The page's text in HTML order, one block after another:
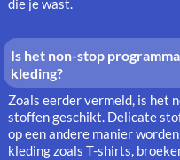
die je wast.
Is het non-stop programma geschikt voor alle soorten
kleding?
Zoals eerder vermeld, is het
stoffen geschikt. Delicate
op een andere manier
kleding zoals T-shirts,